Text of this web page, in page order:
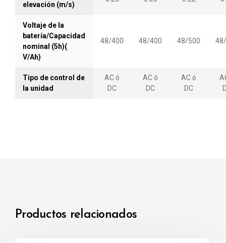
Sobre todo, ya que el motor AC no usa
contactores y escobillas, el mantenimiento de
estos componentes no será necesario. El
operador podrá sentir la diferencia entre este
nuevo diseño y los diseños anteriores.
elevación (m/s)
Voltaje de la
batería/Capacidad
nominal (5h)(
V/Ah)
48/400 48/400 48/500
Tipo de control de
la unidad
AC ó
DC
AC ó
DC
AC ó
DC
Productos relacionados